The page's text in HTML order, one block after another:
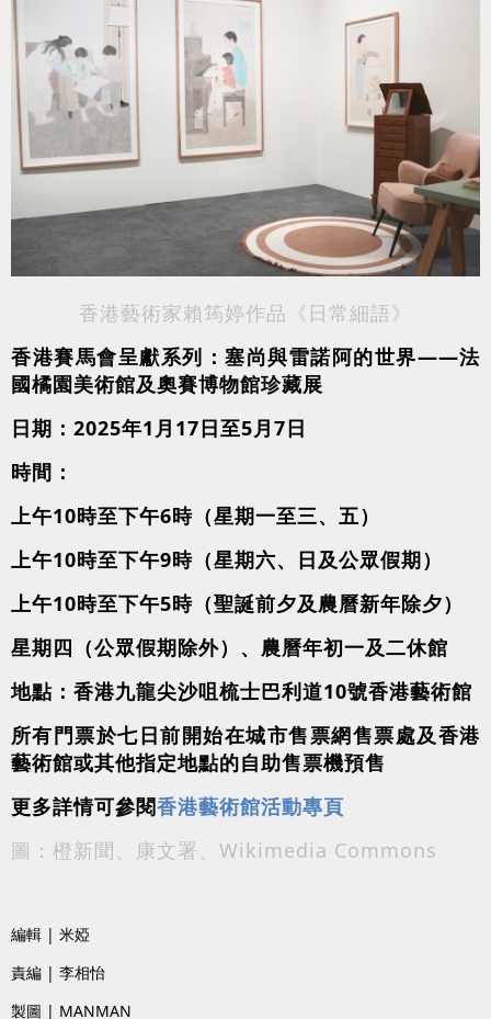
香港藝術家賴筠婷作品《日常細語》
香港賽馬會呈獻系列：塞尚與雷諾阿的世界——法
國橘園美術館及奧賽博物館珍藏展
日期：2025年1月17日至5月7日
時間：
上午10時至下午6時（星期一至三、五）
上午10時至下午9時（星期六、日及公眾假期）
上午10時至下午5時（聖誕前夕及農曆新年除夕）
星期四（公眾假期除外）、農曆年初一及二休館
地點：香港九龍尖沙咀梳士巴利道10號香港藝術館
所有門票於七日前開始在城市售票網售票處及香港
藝術館或其他指定地點的自助售票機預售
更多詳情可參閱香港藝術館活動專頁
圖：橙新聞、康文署、Wikimedia Commons
編輯 | 米婭
責編 | 李相怡
製圖 | MANMAN